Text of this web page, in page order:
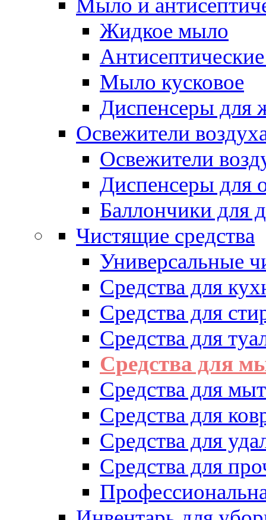
Мыло и
Жидкое мыло
Мыло кусковое
Диспенсеры для
Освежители
Освежители
Диспенсеры для
Баллончики для
Чистящие средства
Универсальные
Средства для
Средства для
Средства для
Средства для
Средства для
Средства для
Средства для
Средства для